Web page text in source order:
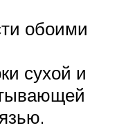
обоими
сухой и